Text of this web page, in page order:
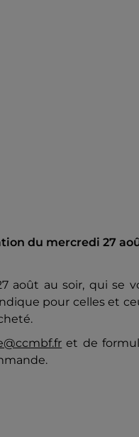
du mercredi 27
août au soir, qui se
pour celles et
et de